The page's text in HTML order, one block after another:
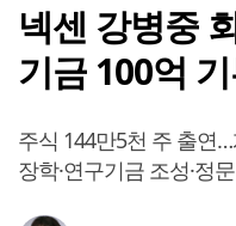
넥센 강병중
기금 100억
주식 144만5천 주 출연
장학·연구기금 조성·정